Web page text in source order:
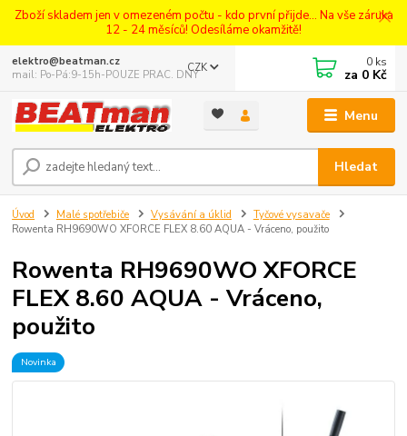
Zboží skladem jen v omezeném počtu - kdo první přijde... Na vše záruka
12 - 24 měsíců! Odesíláme okamžitě!
Menu
CZK
Hledat
elektro@beatman.cz
mail: Po-Pá:9-15h-POUZE PRAC. DNY
0 ks
za 0 Kč
Úvod Malé spotřebiče Vysávání a úklid
Tyčové vysavače
Rowenta RH9690WO XFORCE FLEX 8.60 AQUA - Vráceno, použito
Rowenta RH9690WO XFORCE
FLEX 8.60 AQUA - Vráceno,
použito
Novinka